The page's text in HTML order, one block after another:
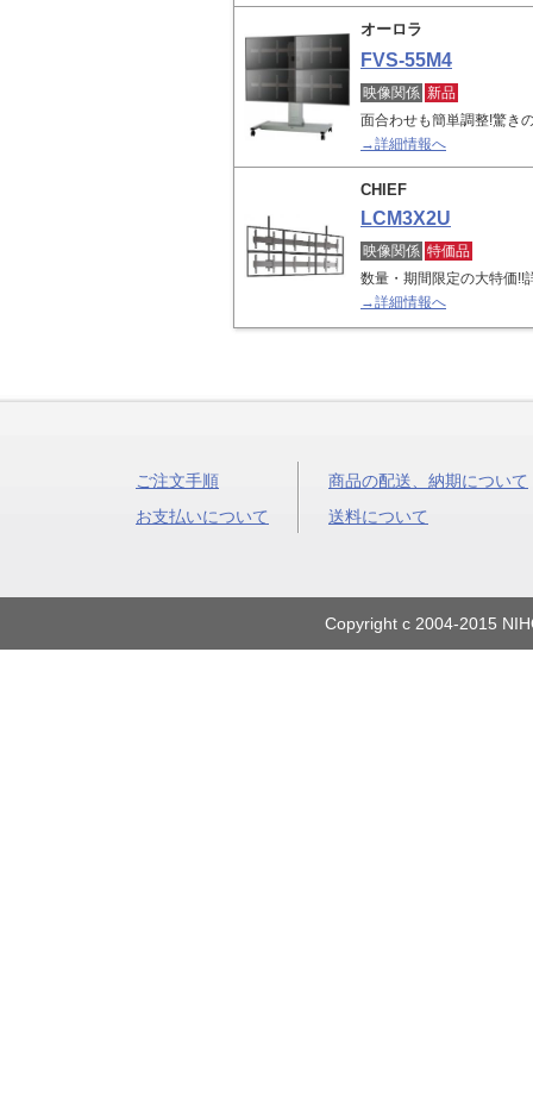
オーロラ
FVS-55M4
映像関係 新品
面合わせも簡単調整!驚き
→詳細情報へ
CHIEF
LCM3X2U
映像関係 特価品
数量・期間限定の大特価
→詳細情報へ
ご注文手順
お支払いについて
商品の配送、納期について
送料について
Copyright c 2004-2015